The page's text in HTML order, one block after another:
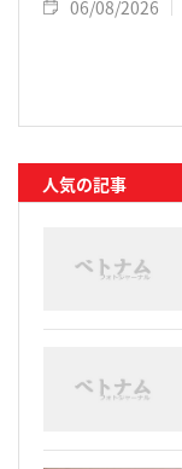
06/08/2026
人気の記事